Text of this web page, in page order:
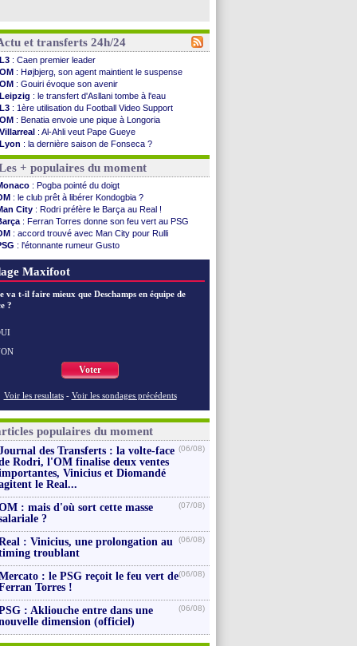
et transferts 24h/24
L3 : Caen premier leader
OM : Højbjerg, son agent maintient le suspense
OM : Gouiri évoque son avenir
Leipzig : le transfert d'Asllani tombe à l'eau
L3 : 1ère utilisation du Football Video Support
OM : Benatia envoie une pique à Longoria
Villarreal : Al-Ahli veut Pape Gueye
Lyon : la dernière saison de Fonseca ?
OM: un nouveau prétendant pour Højbjerg
Brest: un gardien norvégien en approche ?
OM: McCourt a versé 120 M€ en 2026
PSG: 4 retours dans le groupe face à Man Utd ...
Nice: Kevin Carlos va partir en Italie
L1: prison avec sursis requis contre un arbitre
Leganés: c'est signé pour Luca Zidane (off.)
Atletico: Ruggeri en route pour Aston Villa
Monaco: Filipe Luis soutient Biereth
PSG : Nsoki va signer en Croatie
Real: Mastantuono prêté à la Fiorentina (off.)
Man City
Palace
+ populaires du moment
: Pogba pointé du doigt
: le club prêt à libérer Kondogbia ?
City : Rodri préfère le Barça au Real !
: Ferran Torres donne son feu vert au PSG
: accord trouvé avec Man City pour Rulli
: l'étonnante rumeur Gusto
: Owori battu à mort à Kampala
Maxifoot
va t-il faire mieux que Deschamps en équipe de
?
Voter
Voir les resultats - Voir les sondages précédents
populaires du moment
des Transferts : la volte-face
Rodri, l'OM finalise deux ventes
Vinicius et Diomandé
le Real...
(06/08)
: mais d'où sort cette masse
?
(07/08)
: Vinicius, une prolongation au
troublant
(06/08)
: le PSG reçoit le feu vert de
Torres !
(06/08)
: Akliouche entre dans une
dimension (officiel)
(06/08)